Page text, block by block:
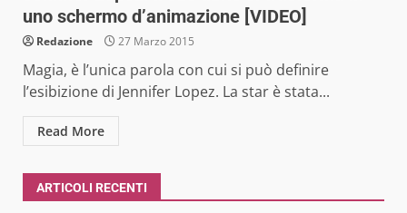
uno schermo d’animazione [VIDEO]
Redazione 27 Marzo 2015
Magia, è l’unica parola con cui si può definire
l’esibizione di Jennifer Lopez. La star è stata...
Read More
ARTICOLI RECENTI